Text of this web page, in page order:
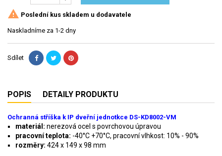
 Poslední kus skladem u dodavatele
Naskladníme za 1-2 dny
Sdílet
POPIS DETAILY PRODUKTU
Ochranná stříška k IP dveřní jednotkce DS-KD8002-VM
materiál: nerezová ocel s povrchovou úpravou
pracovní teplota: -40°C +70°C, pracovní vlhkost: 10% - 90%
rozměry: 424 x 149 x 98 mm